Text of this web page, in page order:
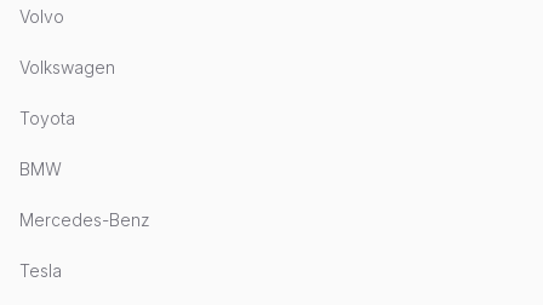
Volvo
Volkswagen
Toyota
BMW
Mercedes-Benz
Tesla